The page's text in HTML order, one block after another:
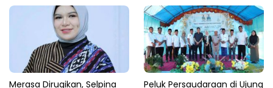
Merasa Dirugikan, Selpina Peluk Persaudaraan di Ujung